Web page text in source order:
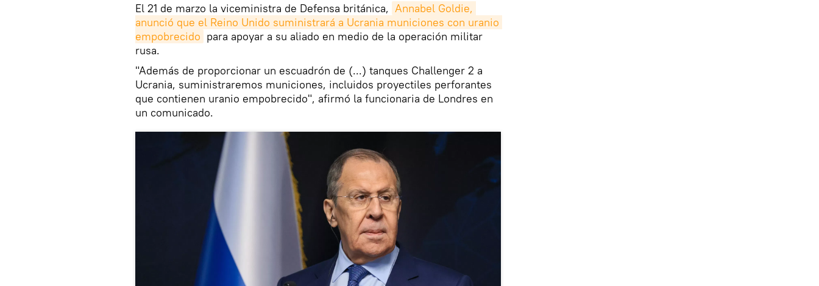
El 21 de marzo la viceministra de Defensa británica, Annabel Goldie,
anunció que el Reino Unido suministrará a Ucrania municiones con uranio
empobrecido para apoyar a su aliado en medio de la operación militar
rusa.
"Además de proporcionar un escuadrón de (...) tanques Challenger 2 a
Ucrania, suministraremos municiones, incluidos proyectiles perforantes
que contienen uranio empobrecido", afirmó la funcionaria de Londres en
un comunicado.